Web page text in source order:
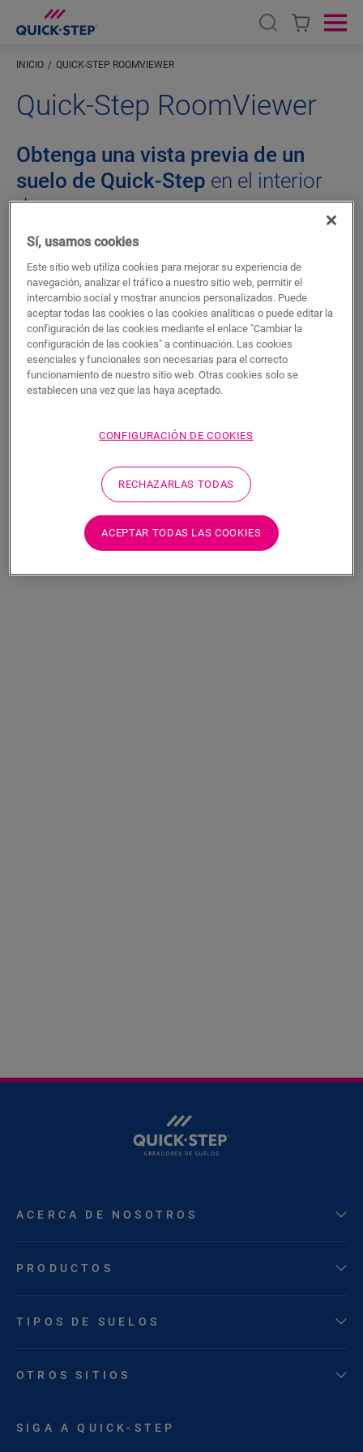
Open search
INICIO QUICK-STEP ROOMVIEWER
Quick-Step RoomViewer
Obtenga una vista previa de un
suelo de Quick-Step en el interior
de su casa
¿No sería fantástico probar distintos suelos en su casa
Gracias a la herramientaRoomViewer de Quick-Step
puede obtener una vista previa prácticamente de todos
los suelos, para que siempre pueda tomar la decisión
correcta.
ACERCA DE NOSOTROS
PRODUCTOS
TIPOS DE SUELOS
OTROS SITIOS
SIGA A QUICK-STEP
Sí, usamos cookies
Este sitio web utiliza cookies para mejorar su experiencia de
navegación, analizar el tráfico a nuestro sitio web, permitir el
intercambio social y mostrar anuncios personalizados. Puede
aceptar todas las cookies o las cookies analíticas o puede editar la
configuración de las cookies mediante el enlace "Cambiar la
configuración de las cookies" a continuación. Las cookies
esenciales y funcionales son necesarias para el correcto
funcionamiento de nuestro sitio web. Otras cookies solo se
establecen una vez que las haya aceptado.
CONFIGURACIÓN DE COOKIES
RECHAZARLAS TODAS
ACEPTAR TODAS LAS COOKIES